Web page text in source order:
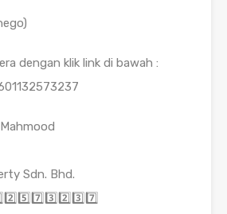
dengan klik link di bawah :
Sdn. Bhd.